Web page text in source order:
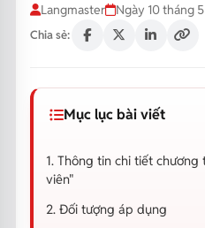
Langmaster Ngày 10 tháng
Chia sẻ:
Mục lục bài viết
1. Thông tin chi tiết
viên"
2. Đối tượng áp dụng